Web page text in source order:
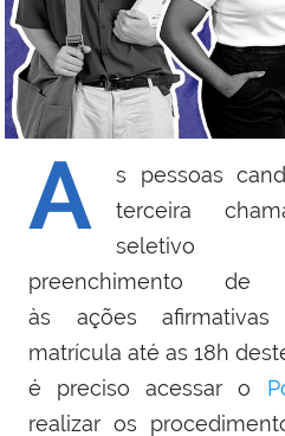
A
s pessoas
terceira
preenchimento de
às ações
matrícula até as 18h
é preciso acessar o
realizar os